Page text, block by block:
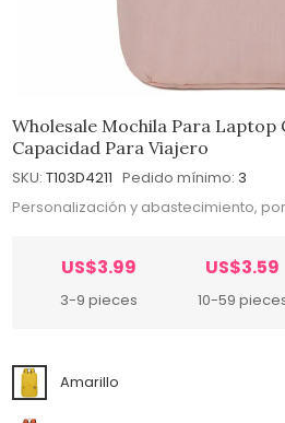
Wholesale Mochila Para Laptop
Capacidad Para Viajero
SKU: T103D4211 Pedido mínimo: 3
Personalización y abastecimiento,
US$3.99
3-9 pieces
US$3.59
10-59
Amarillo